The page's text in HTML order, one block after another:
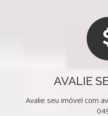
AVALIE
Avalie seu imóvel com